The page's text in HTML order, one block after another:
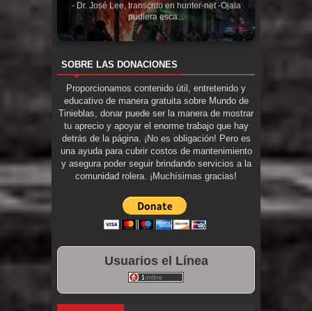
- Dr. José Lee, transcrito en hunter-net -Ojala
pudiera esca...
SOBRE LAS DONACIONES
Proporcionamos contenido útil, entretenido y
educativo de manera gratuita sobre Mundo de
Tinieblas, donar puede ser la manera de mostrar
tu aprecio y apoyar el enorme trabajo que hay
detrás de la página. ¡No es obligación! Pero es
una ayuda para cubrir costos de mantenimiento
y asegura poder seguir brindando servicios a la
comunidad rolera. ¡Muchísimas gracias!
Usuarios el Línea